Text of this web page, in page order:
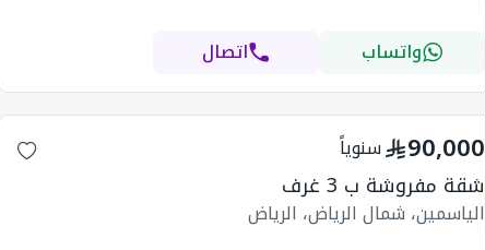
واتساب اتصال
سنوياً 90,000
شقة مفروشة ب 3 غرف
الياسمين، شمال الرياض، الرياض